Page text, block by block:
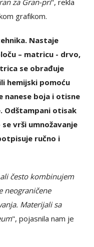
za Gran-pri", rekla
grafikom.
Nastaje
– matricu - drvo,
se obrađuje
hemijski pomoću
nanese boja i otisne
Odštampani otisak
vrši umnožavanje
ručno i
često kombinujem
neograničene
Materijali sa
", pojasnila nam je